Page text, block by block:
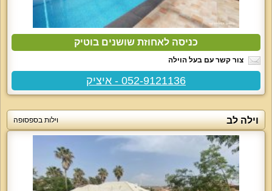
כניסה לאחוזת שושנים בוטיק
צור קשר עם בעל הוילה
052-9121136 - איציק
וילה לב וילות בספסופה